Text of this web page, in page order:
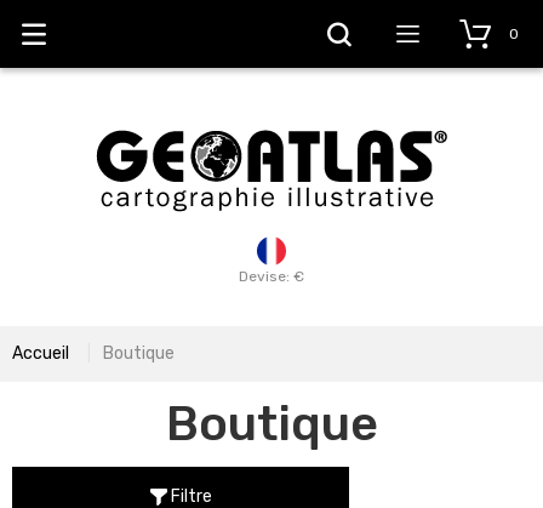
Devise: €
0
Accueil Boutique
Boutique
Filtre